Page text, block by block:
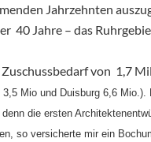
Jahrzehnten
40 Jahre – das
von 1,7
3,5 Mio und Duisburg 6,6 Mio.).
die ersten
so versicherte mir ein